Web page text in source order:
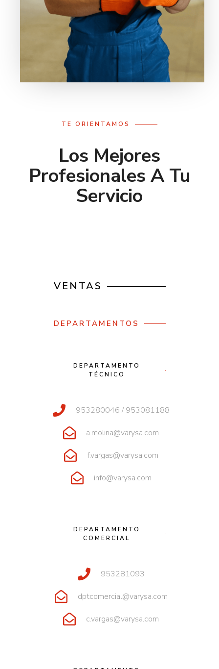
TE ORIENTAMOS
Los Mejores
Profesionales A Tu
Servicio
VENTAS
DEPARTAMENTOS
DEPARTAMENTO
TÉCNICO
953280046 / 953081188
a.molina@varysa.com
f.vargas@varysa.com
info@varysa.com
DEPARTAMENTO
COMERCIAL
953281093
dptcomercial@varysa.com
c.vargas@varysa.com